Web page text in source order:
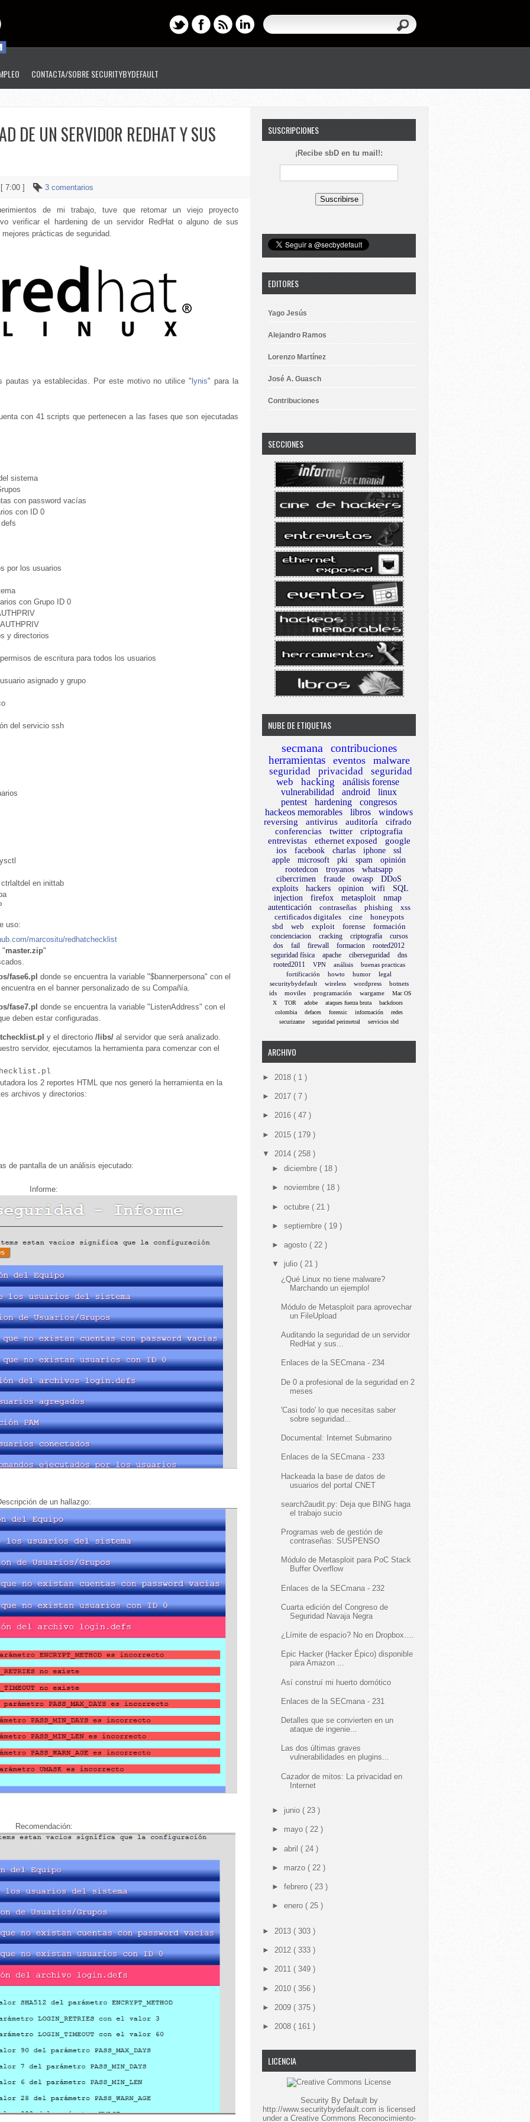
CONTACTA/SOBRE SECURITYBYDEFAULT
DE UN SERVIDOR REDHAT Y SUS
7:00 ] 3 comentarios
de mi trabajo, tuve que retomar un viejo proyecto
verificar el hardening de un servidor RedHat o alguno de sus
prácticas de seguridad.
pautas ya establecidas. Por este motivo no utilice " lynis" para la
con 41 scripts que pertenecen a las fases que son ejecutadas
sistema
con password vacías
con ID 0
por los usuarios
con Grupo ID 0
y directorios
de escritura para todos los usuarios
asignado y grupo
del servicio ssh
en inittab
uso:
marcositu/redhatchecklist
"master.zip"
fase6.pl donde se encuentra la variable "$bannerpersona" con el
en el banner personalizado de su Compañía.
fase7.pl donde se encuentra la variable "ListenAddress" con el
deben estar configuradas.
y el directorio /libs/al servidor que será analizado.
servidor, ejecutamos la herramienta para comenzar con el
los 2 reportes HTML que nos generó la herramienta en la
archivos y directorios:
de pantalla de un análisis ejecutado:
Informe:
de un hallazgo:
Recomendación:
SUSCRIPCIONES
¡Recibe sbD en tu mail!:
EDITORES
Yago Jesús
Alejandro Ramos
Lorenzo Martínez
José A. Guasch
Contribuciones
SECCIONES
NUBE DE ETIQUETAS
secmana
contribuciones
herramientas
eventos malware
seguridad privacidad
seguridad
web
hacking
análisis forense
vulnerabilidad
android
linux
pentest
hardening
congresos
hackeos memorables
libros windows
reversing antivirus auditoría
cifrado
conferencias
twitter
criptografia
entrevistas
ethernet exposed
google
ios
facebook charlas iphone
ssl
apple
microsoft pki spam
opinión
rootedcon
troyanos
whatsapp
cibercrimen
fraude owasp
DDoS
exploits
hackers opinion wifi
SQL
injection
firefox metasploit
nmap
autenticación
contraseñas phishing
xss
certificados digitales
cine
honeypots
sbd
web exploit forense formación
concienciacion cracking criptografía
cursos
dos
fail firewall formacion
rooted2012
seguridad física
apache ciberseguridad
dns
rooted2011
VPN análisis
buenas practicas
fortificación
howto humor
legal
securitybydefault
wireless wordpress
botnets
ids
moviles programación wargame
Mac OS
X
TOR adobe ataques fuerza bruta
backdoors
colombia
defaces forensic información
redes
securizame
seguridad perimetral servicios sbd
ARCHIVO
► 2018 ( 1 )
► 2017 ( 7 )
► 2016 ( 47 )
► 2015 ( 179 )
▼ 2014 ( 258 )
► diciembre ( 18 )
► noviembre ( 18 )
► octubre ( 21 )
► septiembre ( 19 )
► agosto ( 22 )
▼ julio ( 21 )
¿Qué Linux no tiene malware?
Marchando un ejemplo!
Módulo de Metasploit para aprovechar
un FileUpload
Auditando la seguridad de un servidor
RedHat y sus...
Enlaces de la SECmana - 234
De 0 a profesional de la seguridad en 2
meses
'Casi todo' lo que necesitas saber
sobre seguridad...
Documental: Internet Submarino
Enlaces de la SECmana - 233
Hackeada la base de datos de
usuarios del portal CNET
search2audit.py: Deja que BING haga
el trabajo sucio
Programas web de gestión de
contraseñas: SUSPENSO
Módulo de Metasploit para PoC Stack
Buffer Overflow
Enlaces de la SECmana - 232
Cuarta edición del Congreso de
Seguridad Navaja Negra
¿Límite de espacio? No en Dropbox….
Epic Hacker (Hacker Épico) disponible
para Amazon ...
Así construí mi huerto domótico
Enlaces de la SECmana - 231
Detalles que se convierten en un
ataque de ingenie...
Las dos últimas graves
vulnerabilidades en plugins...
Cazador de mitos: La privacidad en
Internet
► junio ( 23 )
► mayo ( 22 )
► abril ( 24 )
► marzo ( 22 )
► febrero ( 23 )
► enero ( 25 )
► 2013 ( 303 )
► 2012 ( 333 )
► 2011 ( 349 )
► 2010 ( 356 )
► 2009 ( 375 )
► 2008 ( 161 )
LICENCIA
Security By Defaultby
http://www.securitybydefault.com is licensed
under a Creative Commons Reconocimiento-